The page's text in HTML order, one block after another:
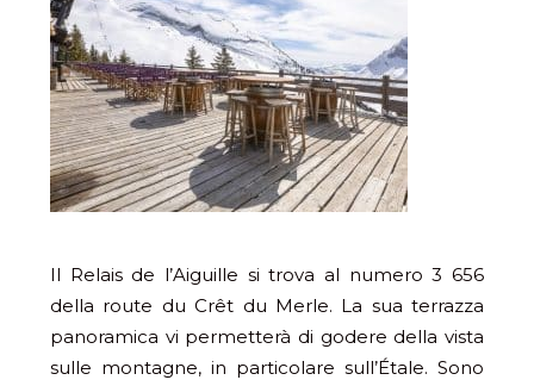
Il Relais de l’Aiguille si trova al numero 3 656
della route du Crêt du Merle. La sua terrazza
panoramica vi permetterà di godere della vista
sulle montagne, in particolare sull’Étale. Sono